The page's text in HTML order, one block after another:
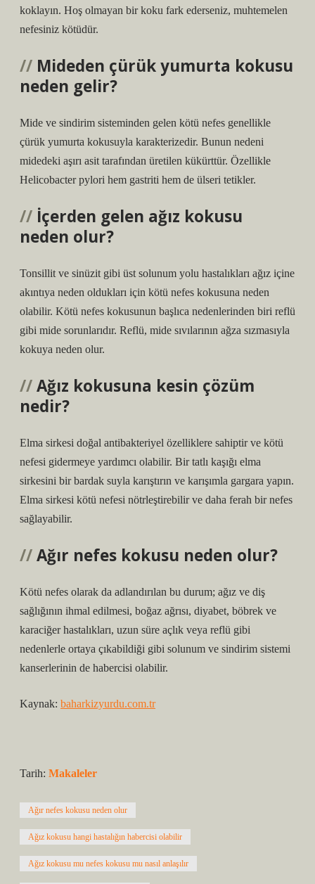
koklayın. Hoş olmayan bir koku fark ederseniz, muhtemelen
nefesiniz kötüdür.
Mideden çürük yumurta kokusu
neden gelir?
Mide ve sindirim sisteminden gelen kötü nefes genellikle
çürük yumurta kokusuyla karakterizedir. Bunun nedeni
midedeki aşırı asit tarafından üretilen kükürttür. Özellikle
Helicobacter pylori hem gastriti hem de ülseri tetikler.
İçerden gelen ağız kokusu
neden olur?
Tonsillit ve sinüzit gibi üst solunum yolu hastalıkları ağız içine
akıntıya neden oldukları için kötü nefes kokusuna neden
olabilir. Kötü nefes kokusunun başlıca nedenlerinden biri reflü
gibi mide sorunlarıdır. Reflü, mide sıvılarının ağza sızmasıyla
kokuya neden olur.
Ağız kokusuna kesin çözüm
nedir?
Elma sirkesi doğal antibakteriyel özelliklere sahiptir ve kötü
nefesi gidermeye yardımcı olabilir. Bir tatlı kaşığı elma
sirkesini bir bardak suyla karıştırın ve karışımla gargara yapın.
Elma sirkesi kötü nefesi nötrleştirebilir ve daha ferah bir nefes
sağlayabilir.
Ağır nefes kokusu neden olur?
Kötü nefes olarak da adlandırılan bu durum; ağız ve diş
sağlığının ihmal edilmesi, boğaz ağrısı, diyabet, böbrek ve
karaciğer hastalıkları, uzun süre açlık veya reflü gibi
nedenlerle ortaya çıkabildiği gibi solunum ve sindirim sistemi
kanserlerinin de habercisi olabilir.
Kaynak: baharkizyurdu.com.tr
Tarih: Makaleler
Ağır nefes kokusu neden olur
Ağız kokusu hangi hastalığın habercisi olabilir
Ağız kokusu mu nefes kokusu mu nasıl anlaşılır